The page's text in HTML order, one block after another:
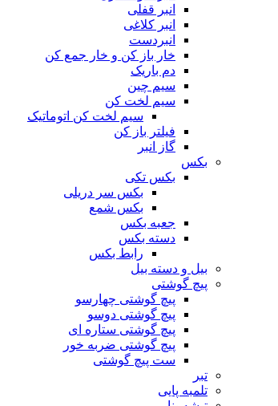
انبر قفلی
انبر کلاغی
انبردست
خار باز کن و خار جمع کن
دم باریک
سیم چین
سیم لخت کن
سیم لخت کن اتوماتیک
فیلتر باز کن
گاز انبر
بکس
بکس تکی
بکس سر دریلی
بکس شمع
جعبه بکس
دسته بکس
رابط بکس
بیل و دسته بیل
پیچ گوشتی
پیچ گوشتی چهارسو
پیچ گوشتی دوسو
پیچ گوشتی ستاره‌ ای
پیچ گوشتی ضربه خور
ست پیچ گوشتی
تبر
تلمبه پایی